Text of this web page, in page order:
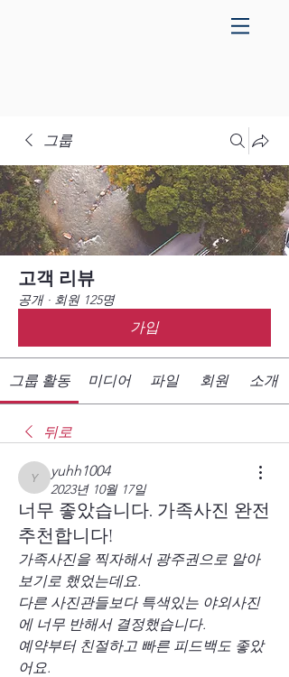
그룹
고객 리뷰
공개 · 회원 125명
가입
그룹 활동 미디어 파일 회원 소개
뒤로
yuhh1004
yuhh1004
2023년 10월 17일
너무 좋았습니다. 가족사진 완전
추천합니다!
가족사진을 찍자해서 광주권으로 알아
보기로 했었는데요.
다른 사진관들보다 특색있는 야외사진
에 너무 반해서 결정했습니다.
예약부터 친절하고 빠른 피드백도 좋았
어요.